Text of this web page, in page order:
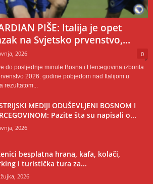
PIŠE: Italija je opet
na Svjetsko prvenstvo,...
2026 0
do posljednje minute Bosna i Hercegovina izborila
2026. godine pobjedom nad Italijom u
MEDIJI ODUŠEVLJENI BOSNOM I
Pazite šta su napisali o...
2026
besplatna hrana, kafa, kolači,
i turistička tura za...
2026